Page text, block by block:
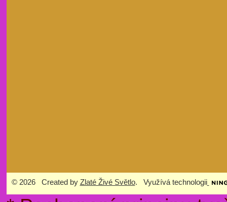
© 2026 Created by Zlaté Živé Světlo. Využívá technologii